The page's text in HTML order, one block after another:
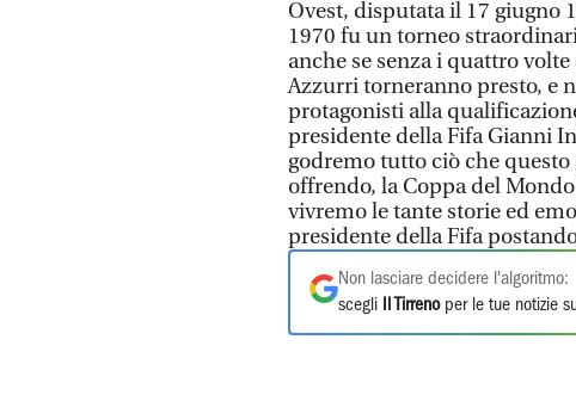
Ovest, disputata il 17 giugno
1970 fu un torneo
anche se senza i quattro
Azzurri torneranno presto, e
protagonisti alla
presidente della Fifa Gianni
godremo tutto ciò che
offrendo, la Coppa del
vivremo le tante storie ed
presidente della Fifa
Non lasciare decidere l'algoritmo:
scegli
Il Tirrenoper le tue notizie